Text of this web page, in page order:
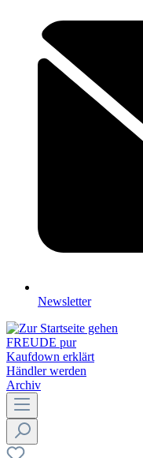
Newsletter
FREUDE pur
Kaufdown erklärt
Händler werden
Archiv